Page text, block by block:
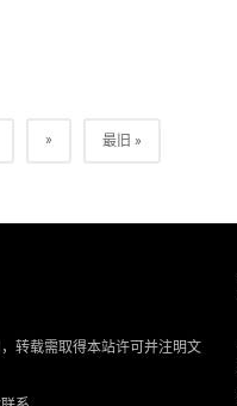
» 最旧 »
转载需取得本站许可并注明文